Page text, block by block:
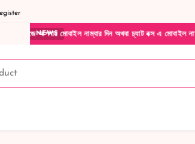
NEWS
নাম্বার দিন অথবা চ্যাট বক্স এ মোবাইল নাম্বার দিয়ে